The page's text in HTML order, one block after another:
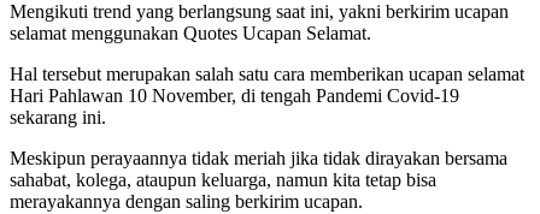
Mengikuti trend yang berlangsung saat ini, yakni berkirim ucapan
selamat menggunakan Quotes Ucapan Selamat.
Hal tersebut merupakan salah satu cara memberikan ucapan selamat
Hari Pahlawan 10 November, di tengah Pandemi Covid-19
sekarang ini.
Meskipun perayaannya tidak meriah jika tidak dirayakan bersama
sahabat, kolega, ataupun keluarga, namun kita tetap bisa
merayakannya dengan saling berkirim ucapan.